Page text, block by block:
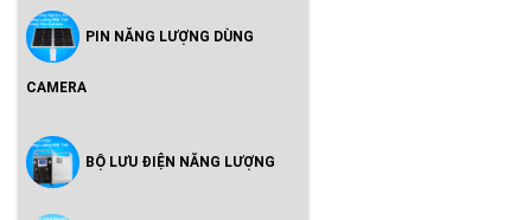
PIN NĂNG LƯỢNG DÙNG
CAMERA
BỘ LƯU ĐIỆN NĂNG LƯỢNG